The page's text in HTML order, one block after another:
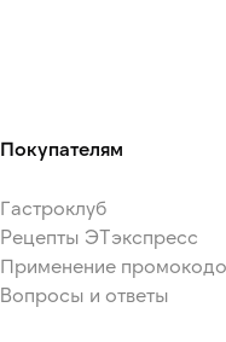
Покупателям
Гастроклуб
Рецепты ЭТэкспресс
Применение
Вопросы и ответы